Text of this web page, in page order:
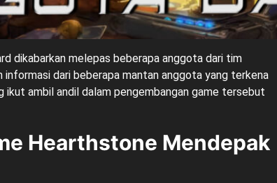
dikabarkan melepas beberapa anggota dari tim
informasi dari beberapa mantan anggota yang terkena
ambil andil dalam pengembangan game tersebut
Hearthstone Mendepak